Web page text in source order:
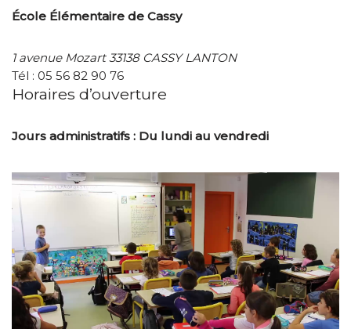
École Élémentaire de Cassy
1 avenue Mozart 33138 CASSY LANTON
Tél : 05 56 82 90 76
Horaires d’ouverture
Jours administratifs : Du lundi au vendredi